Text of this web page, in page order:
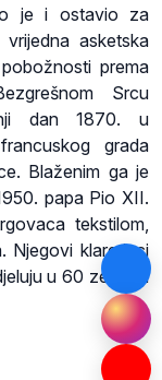
je i ostavio za
asketska
prema
Srcu
dan 1870. u
grada
Blaženim ga je
papa Pio XII.
tekstilom,
Njegovi klaretinci
u 60 zemalja